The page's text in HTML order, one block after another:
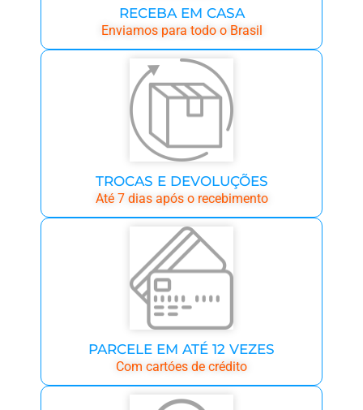
RECEBA EM CASA
Enviamos para todo o Brasil
TROCAS E DEVOLUÇÕES
Até 7 dias após o recebimento
PARCELE EM ATÉ 12 VEZES
Com cartóes de crédito